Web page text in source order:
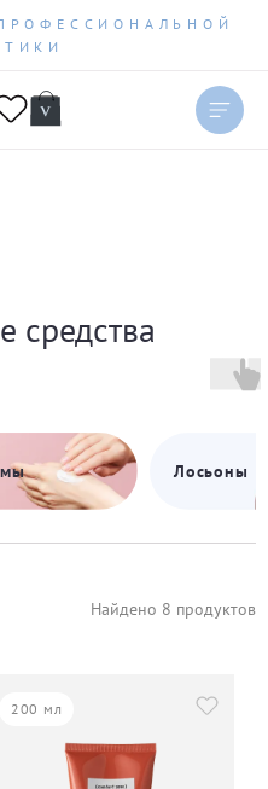
средства
Лосьоны
Найдено 8 продуктов
200 мл